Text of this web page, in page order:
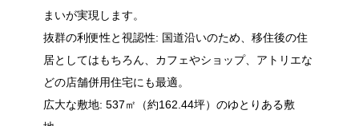
まいが実現します。
抜群の利便性と視認性: 国道沿いのため、移住後の住
居としてはもちろん、カフェやショップ、アトリエな
どの店舗併用住宅にも最適。
広大な敷地: 537㎡（約162.44坪）のゆとりある敷